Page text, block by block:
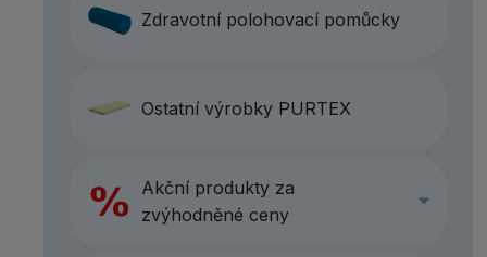
Zdravotní polohovací pomůcky
Ostatní výrobky PURTEX
Akční produkty za
zvýhodněné ceny